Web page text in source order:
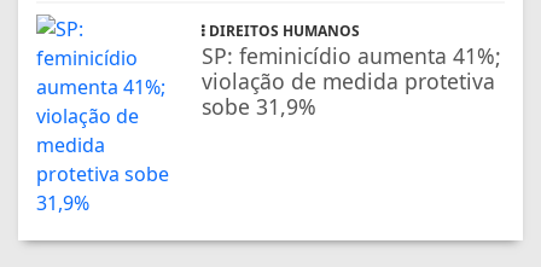
DIREITOS HUMANOS
SP: feminicídio aumenta 41%;
violação de medida protetiva
sobe 31,9%